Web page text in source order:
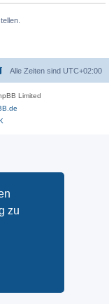
zu
Alle Zeiten sind UTC+02:00
Limited